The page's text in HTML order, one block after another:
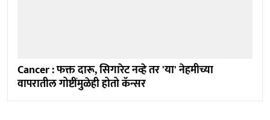
Cancer : फक्त दारू, सिगारेट नव्हे तर 'या' नेहमीच्या
वापरातील गोष्टींमुळेही होतो कॅन्सर